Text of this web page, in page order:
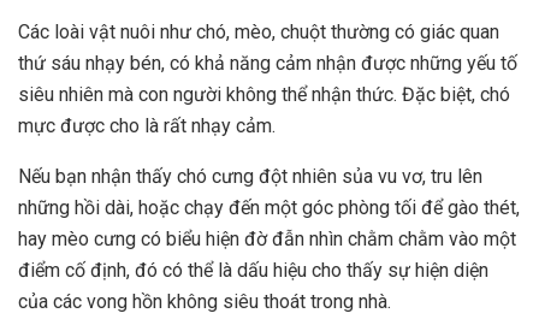
Các loài vật nuôi như chó, mèo, chuột thường có giác quan
thứ sáu nhạy bén, có khả năng cảm nhận được những yếu tố
siêu nhiên mà con người không thể nhận thức. Đặc biệt, chó
mực được cho là rất nhạy cảm.
Nếu bạn nhận thấy chó cưng đột nhiên sủa vu vơ, tru lên
những hồi dài, hoặc chạy đến một góc phòng tối để gào thét,
hay mèo cưng có biểu hiện đờ đẫn nhìn chằm chằm vào một
điểm cố định, đó có thể là dấu hiệu cho thấy sự hiện diện
của các vong hồn không siêu thoát trong nhà.